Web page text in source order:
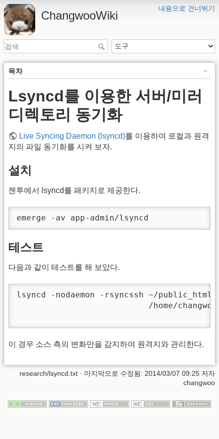
내용으로 건너뛰기
ChangwooWiki
목차
Lsyncd를 이용한 서버/미러
디렉토리 동기화
Live Syncing Daemon (lsyncd)를 이용하여 로컬과 원격
지의 파일 동기화를 시켜 보자.
설치
젠투에서 lsyncd를 패키지로 제공한다.
emerge -av app-admin/lsyncd
테스트
다음과 같이 테스트를 해 보았다.
lsyncd -nodaemon -rsyncssh ~/
/home/
이 경우 소스 측의 변화만을 감지하여 원격지와 관리한다.
research/lsyncd.txt · 마지막으로 수정됨: 2014/03/07 09:25 저자
changwoo